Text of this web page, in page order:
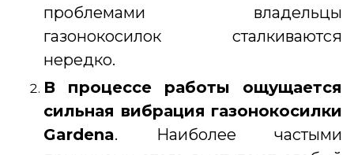
проблемами владельцы
газонокосилок сталкиваются
нередко.
В процессе работы ощущается
сильная вибрация газонокосилки
Gardena. Наиболее частыми